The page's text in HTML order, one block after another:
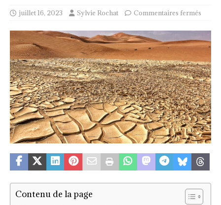
juillet 16, 2023 Sylvie Rochat Commentaires fermés
Contenu de la page